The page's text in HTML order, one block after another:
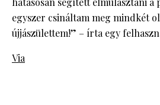
egyszer csináltam meg mindkét
újjászülettem!” – írta egy
Via